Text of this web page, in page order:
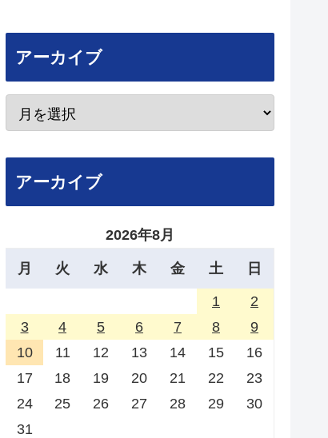
アーカイブ
アーカイブ
2026年8月
月 火 水 木 金 土 日
1
2
3
4 5 6 7 8
9
10
11 12 13 14 15
16
17
18 19 20 21 22
23
24
25 26 27 28 29
30
31